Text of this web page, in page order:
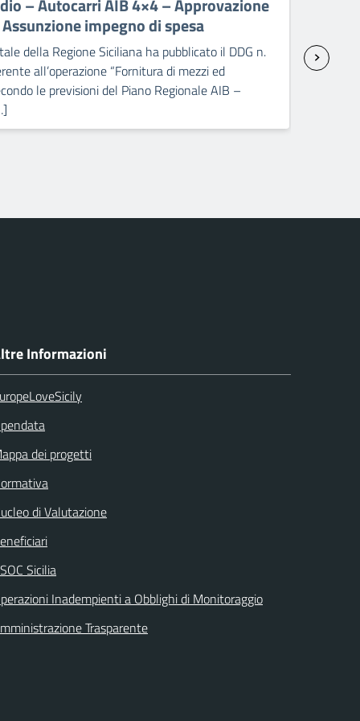
– Autocarri AIB 4×4 – Approvazione
impegno di spesa
della Regione Siciliana ha pubblicato il DDG n.
all’operazione “Fornitura di mezzi ed
le previsioni del Piano Regionale AIB –
Informazioni
dei progetti
di Valutazione
Sicilia
Inadempienti a Obblighi di Monitoraggio
Trasparente